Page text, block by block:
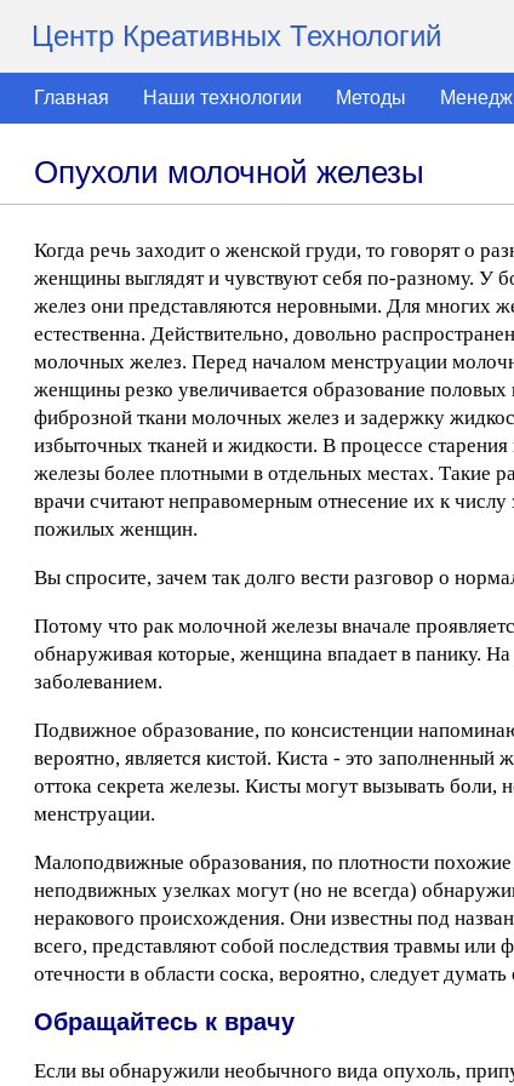
Центр Креативных Технологий
Главная Наши технологии Методы
Опухоли молочной железы
Когда речь заходит о женской груди, то говорят о
женщины выглядят и чувствуют себя по-разному. У
желез они представляются неровными. Для многих
естественна. Действительно, довольно
молочных желез. Перед началом менструации
женщины резко увеличивается образование
фиброзной ткани молочных желез и задержку
избыточных тканей и жидкости. В процессе старения
железы более плотными в отдельных местах. Такие
врачи считают неправомерным отнесение их к числу
пожилых женщин.
Вы спросите, зачем так долго вести разговор о
Потому что рак молочной железы вначале
обнаруживая которые, женщина впадает в панику.
заболеванием.
Подвижное образование, по консистенции
вероятно, является кистой. Киста - это
оттока секрета железы. Кисты могут вызывать
менструации.
Малоподвижные образования, по плотности
неподвижных узелках могут (но не всегда)
неракового происхождения. Они известны под
всего, представляют собой последствия травмы
отечности в области соска, вероятно, следует
Обращайтесь к врачу
Если вы обнаружили необычного вида опухоль,